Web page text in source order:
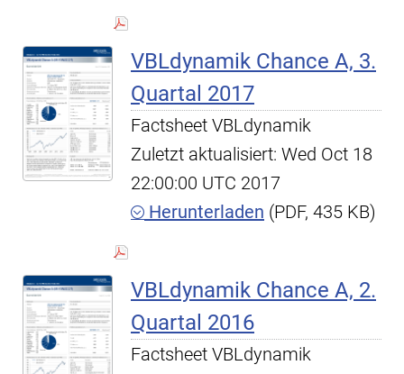
VBLdynamik Chance A, 3.
Quartal 2017
Factsheet VBLdynamik
Zuletzt aktualisiert: Wed Oct 18
22:00:00 UTC 2017
Herunterladen (PDF, 435 KB)
VBLdynamik Chance A, 2.
Quartal 2016
Factsheet VBLdynamik